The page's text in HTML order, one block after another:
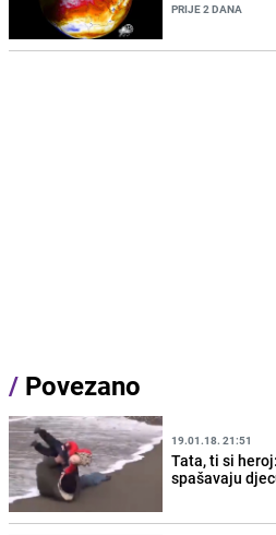
PRIJE 2 DANA
/ Povezano
19.01.18. 21:51
Tata, ti si
spašavaju